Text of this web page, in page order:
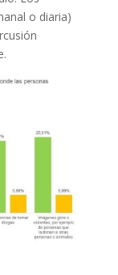
o diaria)